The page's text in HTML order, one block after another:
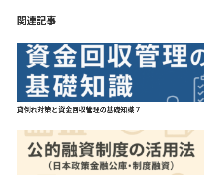
関連記事
貸倒れ対策と資金回収管理の基礎知識 7